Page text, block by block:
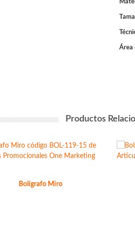
Área
Productos
Bolígrafo Miro